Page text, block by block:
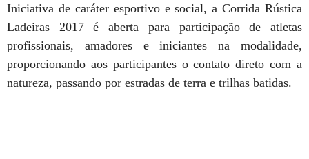
Iniciativa de caráter esportivo e social, a Corrida Rústica
Ladeiras 2017 é aberta para participação de atletas
profissionais, amadores e iniciantes na modalidade,
proporcionando aos participantes o contato direto com a
natureza, passando por estradas de terra e trilhas batidas.